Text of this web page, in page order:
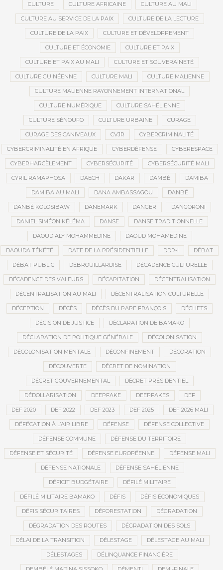
CULTURE CULTURE AFRICAINE CULTURE AU MALI
CULTURE AU SERVICE DE LA PAIX CULTURE DE LA LECTURE
CULTURE DE LA PAIX CULTURE ET DÉVELOPPEMENT
CULTURE ET ÉCONOMIE CULTURE ET PAIX
CULTURE ET PAIX AU MALI CULTURE ET SOUVERAINETÉ
CULTURE GUINÉENNE CULTURE MALI CULTURE MALIENNE
CULTURE MALIENNE RAYONNEMENT INTERNATIONAL
CULTURE NUMÉRIQUE CULTURE SAHÉLIENNE
CULTURE SÉNOUFO CULTURE URBAINE CURAGE
CURAGE DES CANIVEAUX CVJR CYBERCRIMINALITÉ
CYBERCRIMINALITÉ EN AFRIQUE CYBERDÉFENSE CYBERESPACE
CYBERHARCÈLEMENT CYBERSÉCURITÉ CYBERSÉCURITÉ MALI
CYRIL RAMAPHOSA DAECH DAKAR DAMBÉ DAMIBA
DAMIBA AU MALI DANA AMBASSAGOU DANBÉ
DANBÉ KOLOSIBAW DANEMARK DANGER DANGORONI
DANIEL SIMÉON KÉLÉMA DANSE DANSE TRADITIONNELLE
DAOUD ALY MOHAMMEDINE DAOUD MOHAMEDINE
DAOUDA TÉKÉTÉ DATE DE LA PRÉSIDENTIELLE DDR-I DÉBAT
DÉBAT PUBLIC DÉBROUILLARDISE DÉCADENCE CULTURELLE
DÉCADENCE DES VALEURS DÉCAPITATION DÉCENTRALISATION
DÉCENTRALISATION AU MALI DÉCENTRALISATION CULTURELLE
DÉCEPTION DÉCÈS DÉCÈS DU PAPE FRANÇOIS DÉCHETS
DÉCISION DE JUSTICE DÉCLARATION DE BAMAKO
DÉCLARATION DE POLITIQUE GÉNÉRALE DÉCOLONISATION
DÉCOLONISATION MENTALE DÉCONFINEMENT DÉCORATION
DÉCOUVERTE DÉCRET DE NOMINATION
DÉCRET GOUVERNEMENTAL DÉCRET PRÉSIDENTIEL
DÉDOLLARISATION DEEPFAKE DEEPFAKES DEF
DEF 2020 DEF 2022 DEF 2023 DEF 2025 DEF 2026 MALI
DÉFÉCATION À L’AIR LIBRE DÉFENSE DÉFENSE COLLECTIVE
DÉFENSE COMMUNE DÉFENSE DU TERRITOIRE
DÉFENSE ET SÉCURITÉ DÉFENSE EUROPÉENNE DÉFENSE MALI
DÉFENSE NATIONALE DÉFENSE SAHÉLIENNE
DÉFICIT BUDGÉTAIRE DÉFILÉ MILITAIRE
DÉFILÉ MILITAIRE BAMAKO DÉFIS DÉFIS ÉCONOMIQUES
DÉFIS SÉCURITAIRES DÉFORESTATION DÉGRADATION
DÉGRADATION DES ROUTES DÉGRADATION DES SOLS
DÉLAI DE LA TRANSITION DÉLESTAGE DÉLESTAGE AU MALI
DÉLESTAGES DÉLINQUANCE FINANCIÈRE